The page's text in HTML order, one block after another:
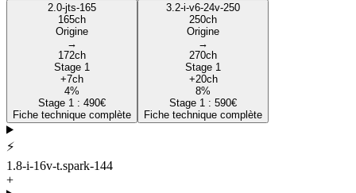
2.0-jts-165
165ch
Origine
→
172ch
Stage 1
+7ch
4%
Stage 1 : 490€
Fiche technique complète
3.2-i-v6-24v-250
250ch
Origine
→
270ch
Stage 1
+20ch
8%
Stage 1 : 590€
Fiche technique complète
⚡
1.8-i-16v-t.spark-144
+